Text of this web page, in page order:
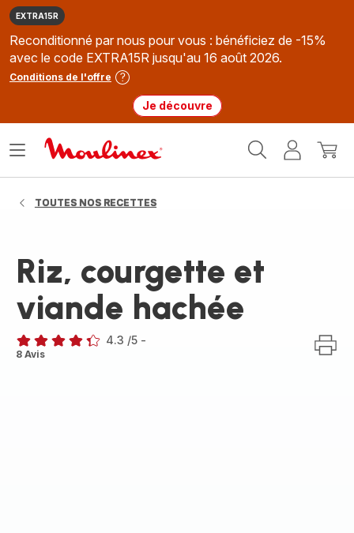
EXTRA15R
Reconditionné par nous pour vous : bénéficiez de -15%
avec le code EXTRA15R jusqu'au 16 août 2026.
Conditions de l'offre
Je découvre
MonMon
Ouvrir
TOUTES NOS RECETTES
Riz, courgette et
viande hachée
ratings.4.3
4.3 /5 -
8 Avis